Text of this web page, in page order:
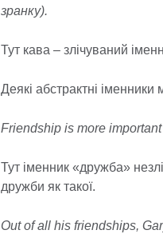
зранку).
Тут кава – злічуваний
Деякі абстрактні
Friendship is more
Тут іменник «дружба»
дружби як такої.
Out of all his friendships,